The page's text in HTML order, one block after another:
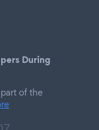
During
of the